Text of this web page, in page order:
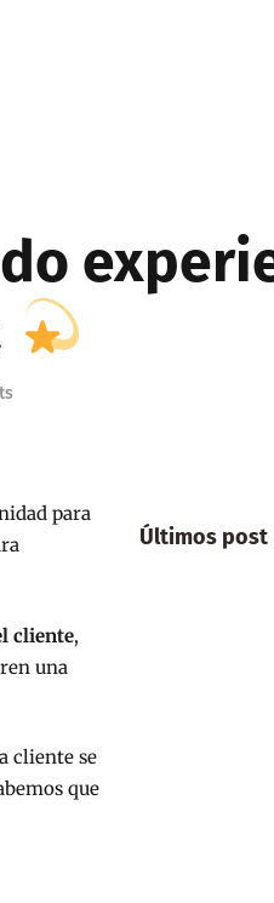
para
cliente,
una
cliente se
que
Últimos post